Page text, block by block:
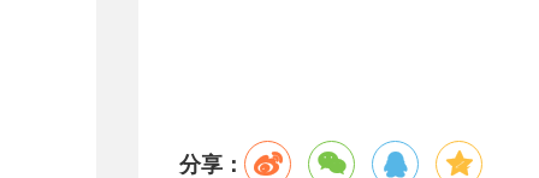
分享：